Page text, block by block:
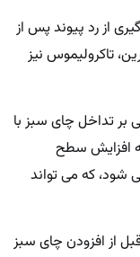
از رد پیوند پس از
تاکرولیموس نیز
تداخل چای سبز با
افزایش سطح
شود، که می تواند
از افزودن چای سبز